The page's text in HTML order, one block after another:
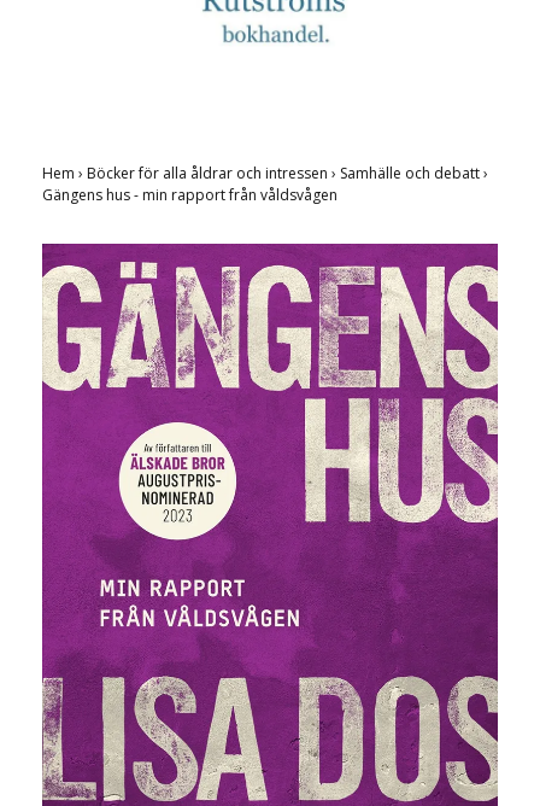
Hem › Böcker för alla åldrar och intressen › Samhälle och debatt›
Gängens hus - min rapport från våldsvågen